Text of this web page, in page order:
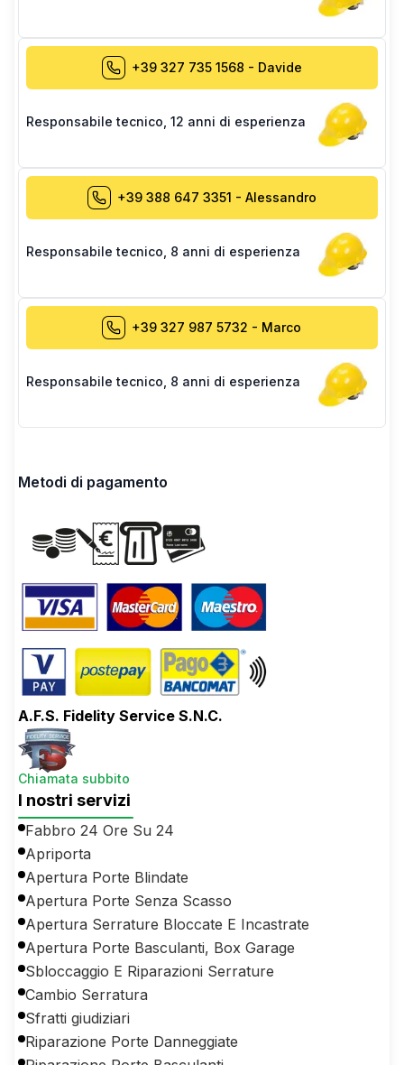
+39 327 735 1568 - Davide
Responsabile tecnico 12 anni di esperienza
+39 388 647 3351 - Alessandro
Responsabile tecnico 8 anni di esperienza
+39 327 987 5732 - Marco
Responsabile tecnico 8 anni di esperienza
Metodi di pagamento
A.F.S. Fidelity Service S.N.C.
Chiamata subbito
I nostri servizi
Fabbro 24 Ore Su 24
Apriporta
Apertura Porte Blindate
Apertura Porte Senza Scasso
Apertura Serrature Bloccate E Incastrate
Apertura Porte Basculanti, Box Garage
Sbloccaggio E Riparazioni Serrature
Cambio Serratura
Sfratti giudiziari
Riparazione Porte Danneggiate